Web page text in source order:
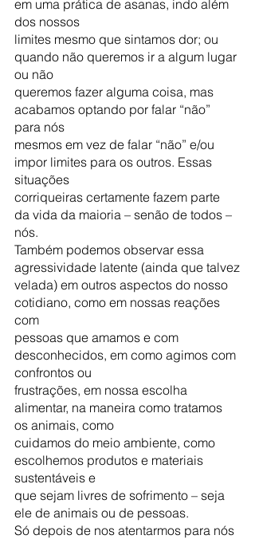
em uma prática de asanas, indo além
dos nossos
limites mesmo que sintamos dor; ou
quando não queremos ir a algum lugar
ou não
queremos fazer alguma coisa, mas
acabamos optando por falar “não”
para nós
mesmos em vez de falar “não” e/ou
impor limites para os outros. Essas
situações
corriqueiras certamente fazem parte
da vida da maioria – senão de todos –
nós.
Também podemos observar essa
agressividade latente (ainda que talvez
velada) em outros aspectos do nosso
cotidiano, como em nossas reações
com
pessoas que amamos e com
desconhecidos, em como agimos com
confrontos ou
frustrações, em nossa escolha
alimentar, na maneira como tratamos
os animais, como
cuidamos do meio ambiente, como
escolhemos produtos e materiais
sustentáveis e
que sejam livres de sofrimento – seja
ele de animais ou de pessoas.
Só depois de nos atentarmos para nós